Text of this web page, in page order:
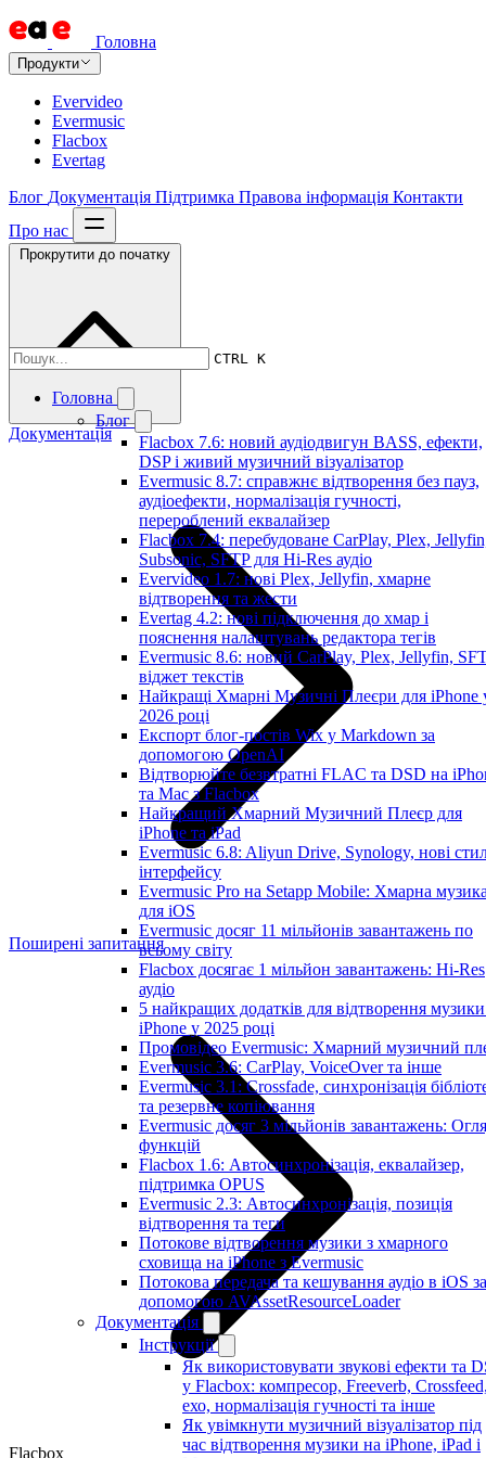
Головна
Продукти
Evervideo
Evermusic
Flacbox
Evertag
Блог Документація Підтримка Правова інформація Контакти
Про нас
CTRL K
Головна
Блог
Flacbox 7.6: новий аудіодвигун BASS, ефекти,
DSP і живий музичний візуалізатор
Evermusic 8.7: справжнє відтворення без пауз,
аудіоефекти, нормалізація гучності,
перероблений еквалайзер
Flacbox 7.4: перебудоване CarPlay, Plex,
Subsonic, SFTP для Hi-Res аудіо
Evervideo 1.7: нові Plex, Jellyfin, хмарне
відтворення та жести
Evertag 4.2: нові підключення до хмар і
пояснення налаштувань редактора тегів
Evermusic 8.6: новий CarPlay, Plex, Jellyfin,
віджет текстів
Найкращі Хмарні Музичні Плеєри для iPhone
2026 році
Експорт блог-постів Wix у Markdown за
допомогою OpenAI
Відтворюйте безвтратні FLAC та DSD на
та Mac з Flacbox
Найкращий Хмарний Музичний Плеєр для
iPhone та iPad
Evermusic 6.8: Aliyun Drive, Synology, нові
інтерфейсу
Evermusic Pro на Setapp Mobile: Хмарна
для iOS
Evermusic досяг 11 мільйонів завантажень по
всьому світу
Flacbox досягає 1 мільйон завантажень: Hi-Res
аудіо
5 найкращих додатків для відтворення
iPhone у 2025 році
Промовідео Evermusic: Хмарний музичний
Evermusic 3.6: CarPlay, VoiceOver та інше
Evermusic 3.1: Crossfade, синхронізація
та резервне копіювання
Evermusic досяг 3 мільйонів завантажень:
функцій
Flacbox 1.6: Автосинхронізація, еквалайзер,
підтримка OPUS
Evermusic 2.3: Автосинхронізація, позиція
відтворення та теги
Потокове відтворення музики з хмарного
сховища на iPhone з Evermusic
Потокова передача та кешування аудіо в iOS за
допомогою AVAssetResourceLoader
Документація
Інструкції
Як використовувати звукові ефекти та
у Flacbox: компресор, Freeverb,
ехо, нормалізація гучності та інше
Як увімкнути музичний візуалізатор під
час відтворення музики на iPhone, iPad і
Прокрутити до початку
Документація
Поширені запитання
Flacbox